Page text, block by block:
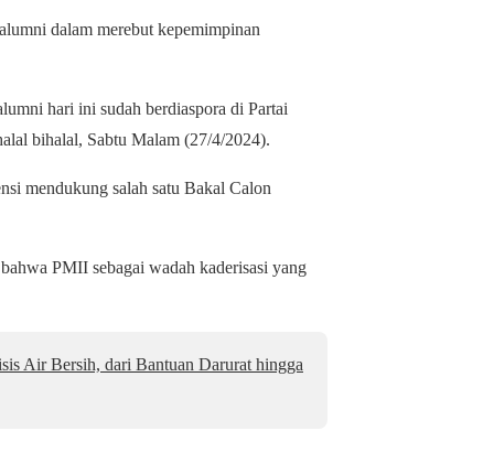
dalam merebut kepemimpinan
hari ini sudah berdiaspora di Partai
bihalal, Sabtu Malam (27/4/2024).
mendukung salah satu Bakal Calon
PMII sebagai wadah kaderisasi yang
Air Bersih, dari Bantuan Darurat hingga